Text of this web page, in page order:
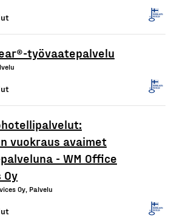
työvaatepalvelu
vuokraus avaimet
- WM Office
Oy, Palvelu